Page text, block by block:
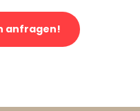
anfragen!